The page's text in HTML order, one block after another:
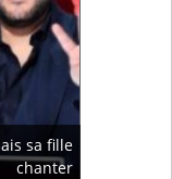
sa fille
chanter